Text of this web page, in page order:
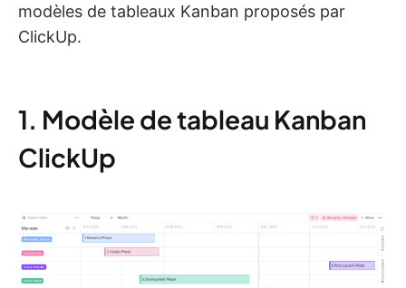
modèles de tableaux Kanban proposés par
ClickUp.
1. Modèle de tableau Kanban
ClickUp